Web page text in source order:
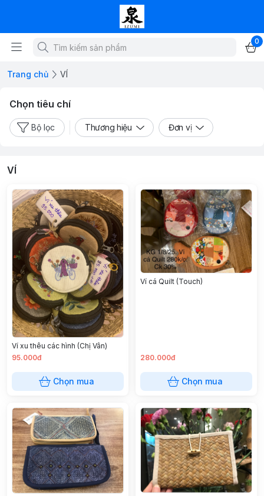
0
Trang chủ VÍ
Chọn tiêu chí
Bộ lọc Thương hiệu Đơn vị
VÍ
Ví xu thêu các hình (Chị Vân)
95.000đ
Chọn mua
Ví cá Quilt (Touch)
280.000đ
Chọn mua